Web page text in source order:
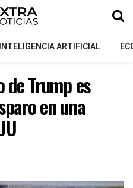
INTELIGENCIA ARTIFICIAL
Trump es
en una